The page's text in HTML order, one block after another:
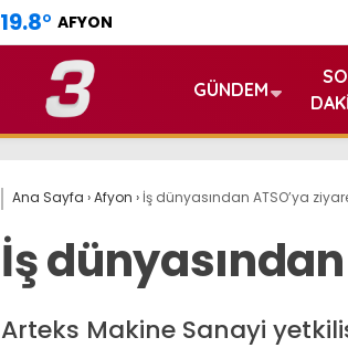
19.8° AFYON
GÜNDEM
Ana Sayfa ›Afyon › İş dünyasından ATSO’ya
İş
Arteks Makine Sanayi